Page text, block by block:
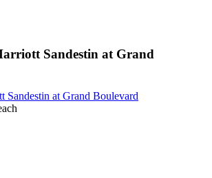
Sandestin at Grand
Sandestin at Grand Boulevard